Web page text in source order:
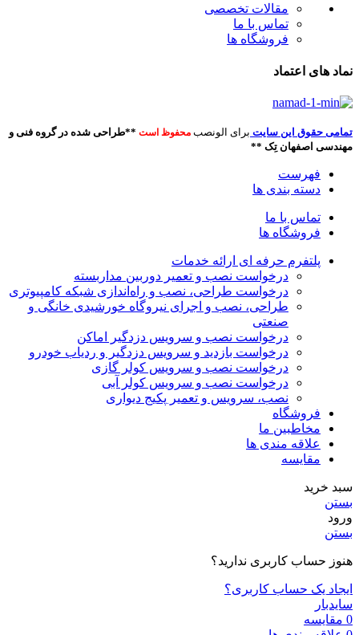
مقالات تخصصی
تماس با ما
فروشگاه ها
نماد های اعتماد
تمامی حقوق این سایت برای الونصب محفوظ است **طراحی شده در گروه فنی و
مهندسی اصفهان تِک **
فهرست
دسته بندی ها
تماس با ما
فروشگاه ها
پلتفرم حرفه ای ارائه خدمات
درخواست نصب و تعمیر دوربین مداربسته
درخواست طراحی، نصب و راه‌اندازی شبکه کامپیوتری
طراحی، نصب و اجرای نیروگاه خورشیدی خانگی و
صنعتی
درخواست نصب و سرویس دزدگیر اماکن
درخواست بازدید و سرویس دزدگیر و ردیاب خودرو
درخواست نصب و سرویس کولر گازی
درخواست نصب و سرویس کولر آبی
نصب، سرویس و تعمیر پکیج دیواری
فروشگاه
مخاطبین ما
علاقه مندی ها
مقایسه
سبد خرید
بستن
ورود
بستن
هنوز حساب کاربری ندارید؟
ایجاد یک حساب کاربری؟
سایدبار
0 مقایسه